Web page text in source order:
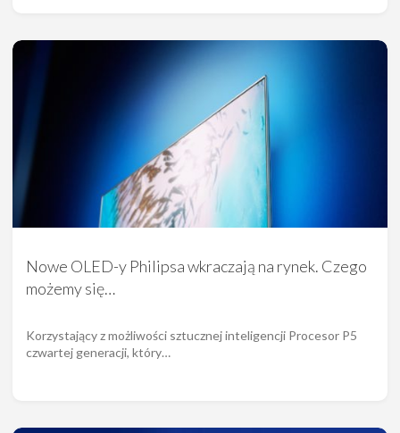
Nowe OLED-y Philipsa wkraczają na rynek. Czego
możemy się…
Korzystający z możliwości sztucznej inteligencji Procesor P5
czwartej generacji, który…